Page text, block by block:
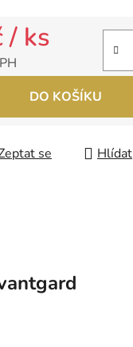
/ ks
DO KOŠÍKU
se Hlídat